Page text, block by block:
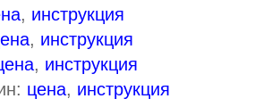
, инструкция
, инструкция
, инструкция
цена, инструкция